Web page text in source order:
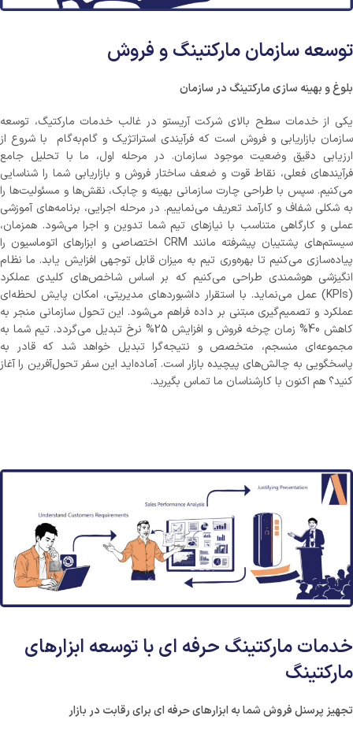
توسعه سازمان مارکتینگ و فروش
بلوغ و بهینه سازی مارکتینگ در سازمان
یکی از خدمات سطح بالای شرکت آریستو در غالب خدمات مارکتیگ، توسعه
سازمان بازاریابی و فروش است که فرآیندی استراتژیک و گام‌به‌گام با شروع از
ارزیابی دقیق وضعیت موجود سازمان. در مرحله اول، ما با تحلیل جامع
فرآیندهای فعلی، نقاط قوت و ضعف ساختار فروش و بازاریابی شما را شناسایی
می‌کنیم. سپس با طراحی چارت سازمانی بهینه و چابک، نقش‌ها و مسئولیت‌ها را
به شکلی شفاف و کارآمد تعریف می‌نماییم. در مرحله اجرایی، برنامه‌های آموزشی
عملی و کارگاهی متناسب با نیازهای تیم شما تدوین و اجرا می‌شود. همزمان،
سیستم‌های پشتیبان پیشرفته مانند CRM اختصاصی و ابزارهای اتوماسیون را
پیاده‌سازی می‌کنیم تا بهره‌وری تیم به میزان قابل توجهی افزایش یابد. ما نظام
انگیزشی هوشمندی طراحی می‌کنیم که بر اساس شاخص‌های کلیدی عملکرد
(KPIs) عمل می‌نماید. با استقرار داشبوردهای مدیریتی، امکان پایش لحظه‌ای
عملکرد و تصمیم‌گیری مبتنی بر داده فراهم می‌شود. این تحول سازمانی منجر به
کاهش 40% زمان چرخه فروش و افزایش 25% نرخ تبدیل می‌گردد. تیم شما به
مجموعه‌ای منسجم، متخصص و نتیجه‌گرا تبدیل خواهد شد که قادر به
پاسخگویی به چالش‌های پیچیده بازار است. آماده‌اید این سفر تحول‌آفرین را آغاز
کنید؟ هم اکنون با کارشناسان ما تماس بگیرید.
خدمات مارکتینگ حرفه ای با توسعه ابزارهای
مارکتینگ
تجهیز پرسنل فروش شما به ابزارهای حرفه ای برای رقابت در بازار